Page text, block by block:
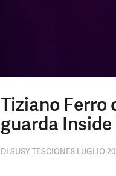
Tiziano Ferro
guarda Inside
DI SUSY TESCIONE8 LUGLIO